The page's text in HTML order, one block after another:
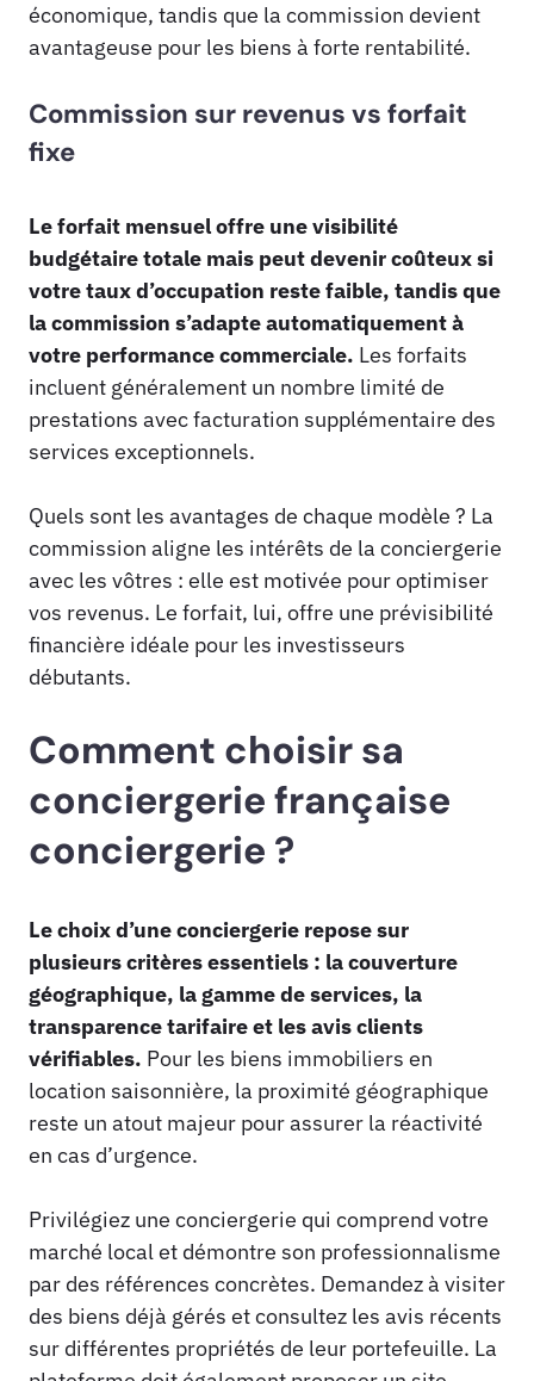
économique, tandis que la commission devient
avantageuse pour les biens à forte rentabilité.
Commission sur revenus vs forfait
fixe
Le forfait mensuel offre une visibilité
budgétaire totale mais peut devenir coûteux si
votre taux d’occupation reste faible, tandis que
la commission s’adapte automatiquement à
votre performance commerciale. Les forfaits
incluent généralement un nombre limité de
prestations avec facturation supplémentaire des
services exceptionnels.
Quels sont les avantages de chaque modèle ? La
commission aligne les intérêts de la conciergerie
avec les vôtres : elle est motivée pour optimiser
vos revenus. Le forfait, lui, offre une prévisibilité
financière idéale pour les investisseurs
débutants.
Comment choisir sa
conciergerie française
conciergerie ?
Le choix d’une conciergerie repose sur
plusieurs critères essentiels : la couverture
géographique, la gamme de services, la
transparence tarifaire et les avis clients
vérifiables. Pour les biens immobiliers en
location saisonnière, la proximité géographique
reste un atout majeur pour assurer la réactivité
en cas d’urgence.
Privilégiez une conciergerie qui comprend votre
marché local et démontre son professionnalisme
par des références concrètes. Demandez à visiter
des biens déjà gérés et consultez les avis récents
sur différentes propriétés de leur portefeuille. La